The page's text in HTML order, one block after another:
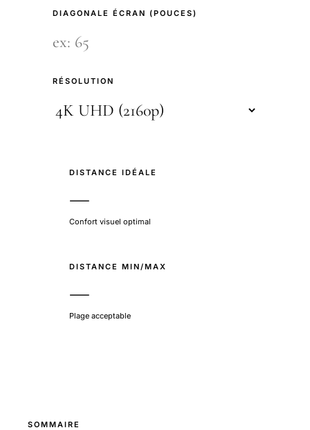
DIAGONALE ÉCRAN (POUCES)
RÉSOLUTION
DISTANCE IDÉALE
—
Confort visuel optimal
DISTANCE MIN/MAX
—
Plage acceptable
SOMMAIRE